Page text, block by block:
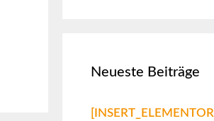
Neueste Beiträge
[INSERT_ELEMENTOR